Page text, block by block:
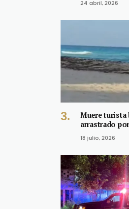
24 abril, 2026
Muere turista
arrastrado
18 julio, 2026